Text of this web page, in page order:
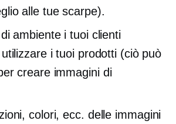
alle tue scarpe).
ambiente i tuoi clienti
i tuoi prodotti (ciò può
creare immagini di
colori, ecc. delle immagini